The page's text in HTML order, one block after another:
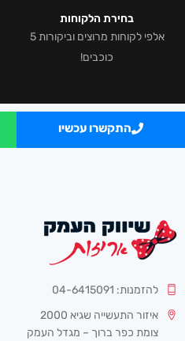
בחירת הלקוחות
אלפי לקוחות מרוצים וביקורות 5
כוכבים!
התקשרו עכשיו
להזמנות: 04-6415091
איזור התעשייה שגיא 2000
צומת כפר ברוך – מגדל העמק